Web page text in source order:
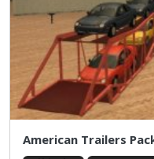
American Trailers